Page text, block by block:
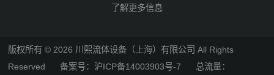
了解更多信息
版权所有 © 2026 川熙流体设备（上海）有限公司 All Rights
Reserved备案号：沪ICP备14003903号-7 总流量：